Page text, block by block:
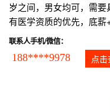
岁之间，男女均可，需
有医学资质的优先，底薪
联系人手机/微信：
188****9978 点